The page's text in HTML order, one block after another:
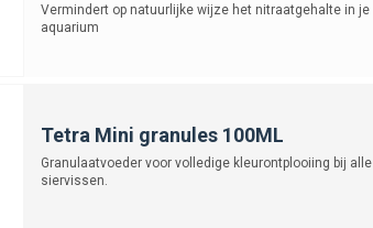
Vermindert op natuurlijke wijze het nitraatgehalte in je
aquarium
Tetra Mini granules 100ML
Granulaatvoeder voor volledige kleurontplooiing bij alle
siervissen.